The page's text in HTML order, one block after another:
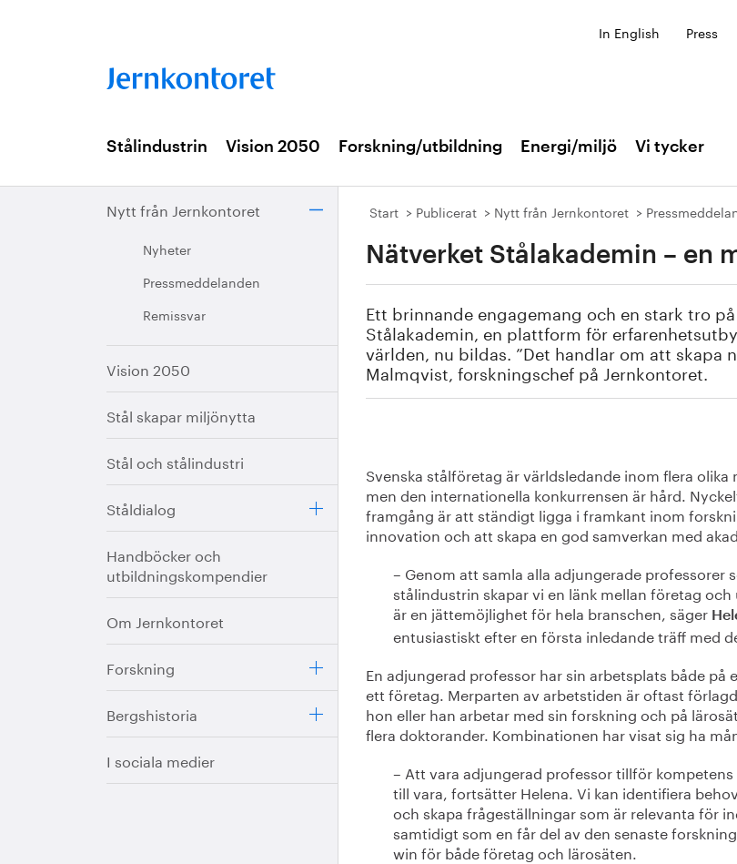
In English Press
Stålindustrin Vision 2050 Forskning/utbildning Energi/miljö Vi tycker
Nytt från Jernkontoret
Nyheter
Pressmeddelanden
Remissvar
Vision 2050
Stål skapar miljönytta
Stål och stålindustri
Ståldialog
Handböcker och
utbildningskompendier
Om Jernkontoret
Forskning
Bergshistoria
I sociala medier
Start Publicerat Nytt från Jernkontoret
Nätverket Stålakademin – en
Ett brinnande engagemang och en stark tro
Stålakademin, en plattform för
världen, nu bildas. ”Det handlar om att skapa
Malmqvist, forskningschef på Jernkontoret.
Svenska stålföretag är världsledande inom flera olika
men den internationella konkurrensen är hård.
framgång är att ständigt ligga i framkant inom
innovation och att skapa en god samverkan med
– Genom att samla alla adjungerade professorer
stålindustrin skapar vi en länk mellan företag
är en jättemöjlighet för hela branschen, säger
entusiastiskt efter en första inledande träff med
En adjungerad professor har sin arbetsplats både på
ett företag. Merparten av arbetstiden är oftast
hon eller han arbetar med sin forskning och på
flera doktorander. Kombinationen har visat sig ha
– Att vara adjungerad professor tillför
till vara, fortsätter Helena. Vi kan identifiera
och skapa frågeställningar som är relevanta för
samtidigt som en får del av den senaste
win för både företag och lärosäten.